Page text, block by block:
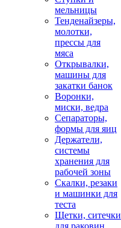
мельницы
Тенденайзеры,
молотки,
прессы для
мяса
Открывалки,
машины для
закатки банок
Воронки,
миски, ведра
Сепараторы,
формы для яиц
Держатели,
системы
хранения для
рабочей зоны
Скалки, резаки
и машинки для
теста
Щетки, ситечки
для раковин